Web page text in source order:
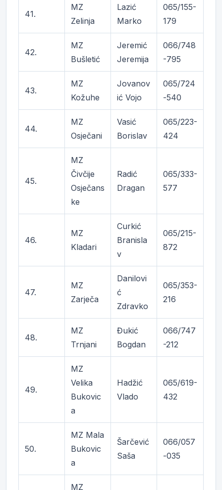
41.
MZ
Zelinja
Lazić
Marko
065/155-
179
42.
MZ
Bušletić
Jeremić
Jeremija
066/748
-795
43.
MZ
Kožuhe
Jovanov
ić Vojo
065/724
-540
44.
MZ
Osječani
Vasić
Borislav
065/223-
424
45.
MZ
Čivčije
Osječans
ke
Radić
Dragan
065/333-
577
46.
MZ
Kladari
Curkić
Branisla
v
065/215-
872
47.
MZ
Zarječa
Danilovi
ć
Zdravko
065/353-
216
48.
MZ
Trnjani
Đukić
Bogdan
066/747
-212
49.
MZ
Velika
Bukovic
a
Hadžić
Vlado
065/619-
432
50.
MZ Mala
Bukovic
a
Šarčević
Saša
066/057
-035
MZ